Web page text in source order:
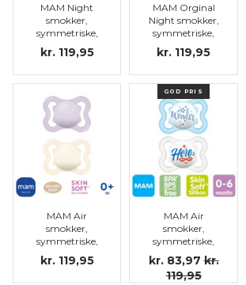
MAM Night
smokker,
symmetriske,
silikon str.1
kr. 119,95
MAM Orginal
Night smokker,
symmetriske,
silikon str.1
kr. 119,95
MAM Air
smokker,
symmetriske,
silikon str.1
kr. 119,95
GOD PRIS
MAM Air
smokker,
symmetriske,
silikon str.1
kr. 83,97 kr.
119,95